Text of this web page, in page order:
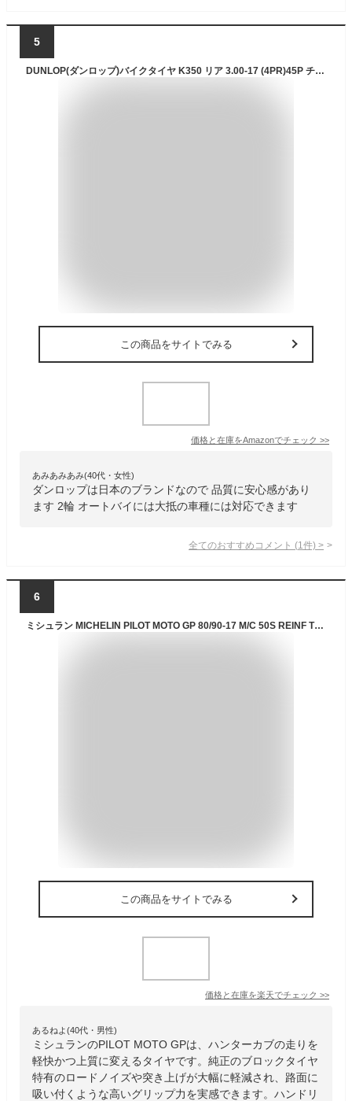
5
DUNLOP(ダンロップ)バイクタイヤ K350 リア 3.00-17 (4PR)45P チューブタイプ(WT) 126135 二輪 オートバイ用
この商品をサイトでみる
価格と在庫をAmazonでチェック >>
あみあみあみ(40代・女性)
ダンロップは日本のブランドなので 品質に安心感があり
ます 2輪 オートバイには大抵の車種には対応できます
全てのおすすめコメント (1 件) >
6
ミシュラン MICHELIN PILOT MOTO GP 80/90-17 M/C 50S REINF TL フロント/リア 399351 JP店
この商品をサイトでみる
価格と在庫を楽天でチェック >>
あるねよ(40代・男性)
ミシュランのPILOT MOTO GPは、ハンターカブの走りを
軽快かつ上質に変えるタイヤです。純正のブロックタイヤ
特有のロードノイズや突き上げが大幅に軽減され、路面に
吸い付くような高いグリップ力を実感できます。ハンドリ